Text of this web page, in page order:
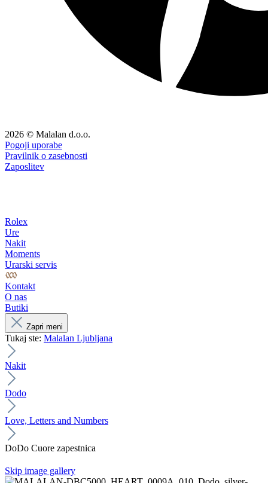
2026 © Malalan d.o.o.
Pogoji uporabe
Pravilnik o zasebnosti
Zaposlitev
Rolex
Ure
Nakit
Moments
Urarski servis
Kontakt
O nas
Butiki
Zapri meni
Tukaj ste: Malalan Ljubljana
Nakit
Dodo
Love, Letters and Numbers
DoDo Cuore zapestnica
Skip image gallery